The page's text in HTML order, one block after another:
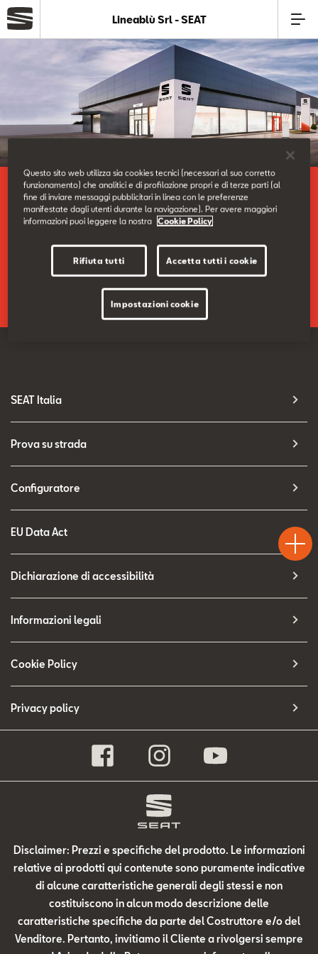
Azienda
Service
SEAT Usato Certificato
Lineablù Srl - SEAT
La nostra azienda.
Concessionaria - Lineablù
Vieni a trovarci nella nostra sede.
SEAT Italia
Prova su strada
Configuratore
EU Data Act
Dichiarazione di accessibilità
Informazioni legali
Cookie Policy
Privacy policy
Disclaimer: Prezzi e specifiche del prodotto. Le informazioni
relative ai prodotti qui contenute sono puramente indicative
di alcune caratteristiche generali degli stessi e non
costituiscono in alcun modo descrizione delle
caratteristiche specifiche da parte del Costruttore e/o del
Venditore. Pertanto, invitiamo il Cliente a rivolgersi sempre
Drive
Chiama
Questo sito web utilizza sia cookies tecnici (necessari al suo corretto
funzionamento) che analitici e di profilazione propri e di terze parti (al
fine di inviare messaggi pubblicitari in linea con le preferenze
manifestate dagli utenti durante la navigazione). Per avere maggiori
informazioni puoi leggere la nostra
Cookie Policy
Rifiuta tutti Accetta tutti i cookie
Impostazioni cookie